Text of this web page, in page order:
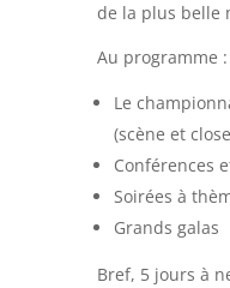
de la plus belle
Au programme :
Le
(scène et
Conférences
Soirées à
Grands galas
Bref, 5 jours à